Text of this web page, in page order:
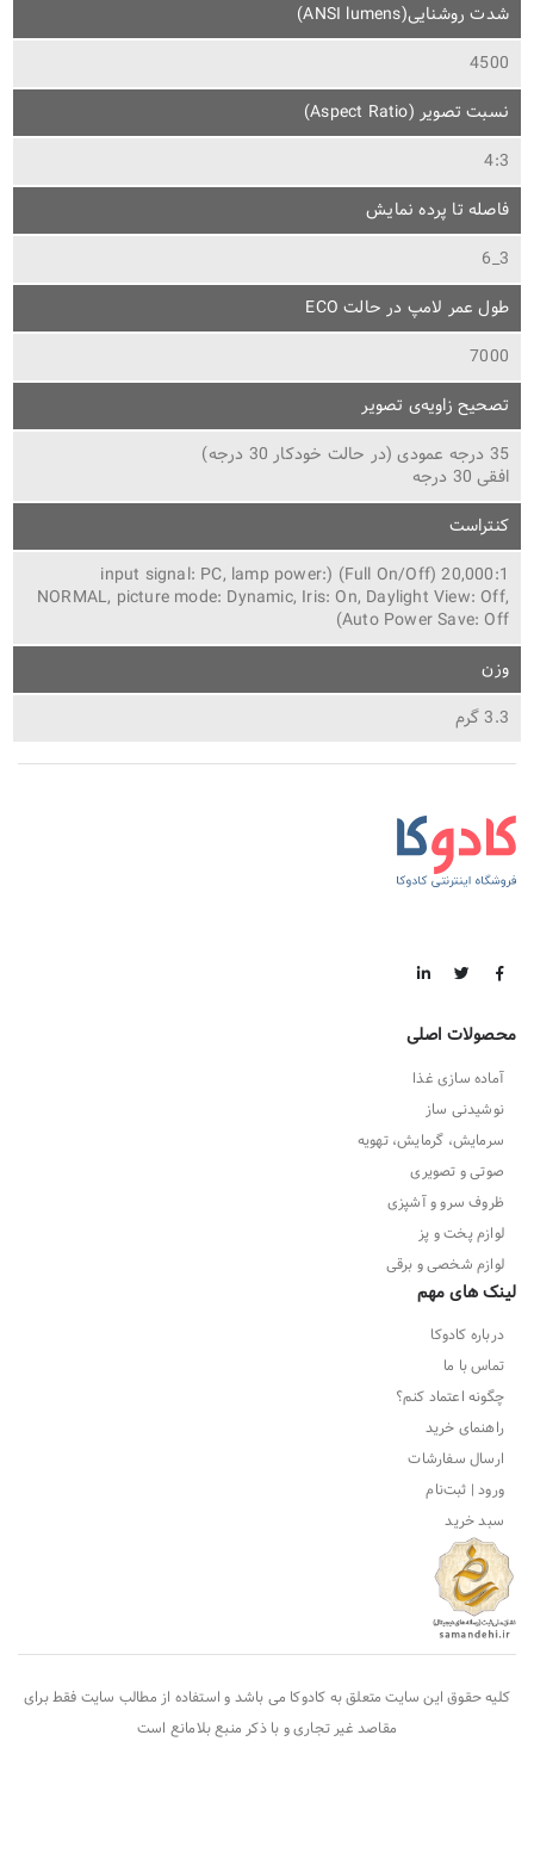
شدت روشنایی(ANSI lumens)
4500
نسبت تصویر (Aspect Ratio)
4:3
فاصله تا پرده نمایش
3_6
طول عمر لامپ در حالت ECO
7000
تصحیح زاویه‌ی تصویر
35 درجه عمودی (در حالت خودکار 30 درجه)
افقی 30 درجه
کنتراست
20,000:1 (Full On/Off) (input signal: PC, lamp power:
NORMAL, picture mode: Dynamic, Iris: On, Daylight View: Off,
Auto Power Save: Off)
وزن
3.3 گرم
محصولات اصلی
آماده سازی غذا
نوشیدنی ساز
سرمایش، گرمایش، تهویه
صوتی و تصویری
ظروف سرو و آشپزی
لوازم پخت و پز
لوازم شخصی و برقی
لینک های مهم
درباره کادوکا
تماس با ما
چگونه اعتماد کنم؟
راهنمای خرید
ارسال سفارشات
ورود | ثبت‌نام
سبد خرید
کلیه حقوق این سایت متعلق به کادوکا می باشد و استفاده از مطالب سایت فقط برای
مقاصد غیر تجاری و با ذکر منبع بلامانع است